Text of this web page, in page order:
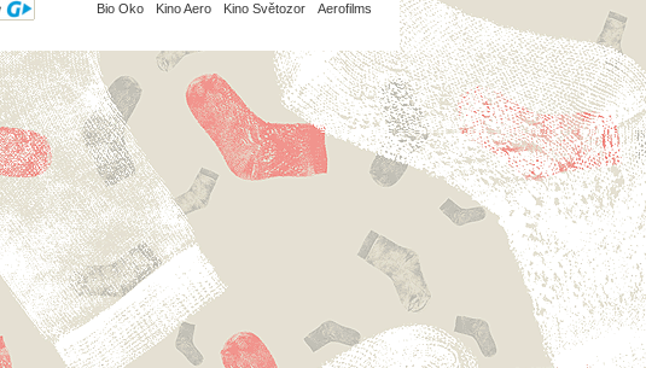
Bio Oko Kino Aero Kino Světozor Aerofilms